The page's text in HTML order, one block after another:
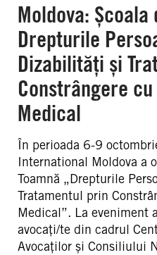
Moldova: Școala
Drepturile
Dizabilități și
Constrângere
Medical
În perioada 6-9
International Moldova a
Toamnă „Drepturile
Tratamentul prin
Medical”. La eveniment
avocați/te din cadrul
Avocaților și Consiliului